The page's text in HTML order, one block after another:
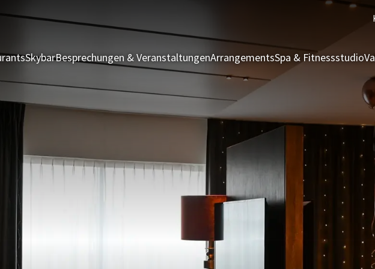
SkybarBesprechungen & VeranstaltungenArrangementsSpa & Fitnessstudio